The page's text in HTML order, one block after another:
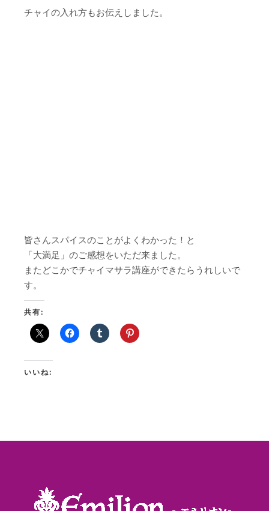
チャイの入れ方もお伝えしました。
皆さんスパイスのことがよくわかった！と
「大満足」のご感想をいただ来ました。
またどこかでチャイマサラ講座ができたらうれしいで
す。
共有:
いいね: